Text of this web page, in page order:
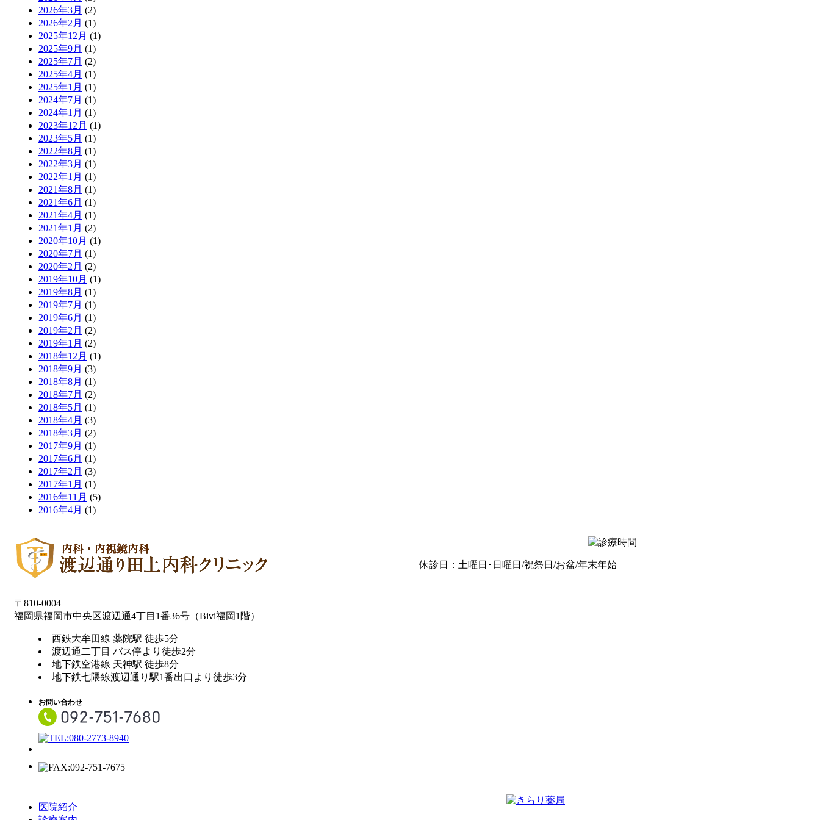
2026年3月 (2)
2026年2月 (1)
2025年12月 (1)
2025年9月 (1)
2025年7月 (2)
2025年4月 (1)
2025年1月 (1)
2024年7月 (1)
2024年1月 (1)
2023年12月 (1)
2023年5月 (1)
2022年8月 (1)
2022年3月 (1)
2022年1月 (1)
2021年8月 (1)
2021年6月 (1)
2021年4月 (1)
2021年1月 (2)
2020年10月 (1)
2020年7月 (1)
2020年2月 (2)
2019年10月 (1)
2019年8月 (1)
2019年7月 (1)
2019年6月 (1)
2019年2月 (2)
2019年1月 (2)
2018年12月 (1)
2018年9月 (3)
2018年8月 (1)
2018年7月 (2)
2018年5月 (1)
2018年4月 (3)
2018年3月 (2)
2017年9月 (1)
2017年6月 (1)
2017年2月 (3)
2017年1月 (1)
2016年11月 (5)
2016年4月 (1)
〒810-0004
福岡県福岡市中央区渡辺通4丁目1番36号（Bivi福岡1階）
西鉄大牟田線 薬院駅 徒歩5分
渡辺通二丁目 バス停より徒歩2分
地下鉄空港線 天神駅 徒歩8分
地下鉄七隈線渡辺通り駅1番出口より徒歩3分
お問い合わせ
休診日：土曜日･日曜日/祝祭日/お盆/年末年始
医院紹介